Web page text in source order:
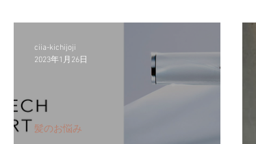
髪のお悩み
ciia-kichijoji
2023年1月26日